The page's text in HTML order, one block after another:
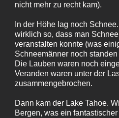
nicht mehr zu recht kam).
In der Höhe lag noch
wirklich so, dass man
veranstalten konnte (was
Schneemänner noch
Die Lauben waren noch
Veranden waren unter der
zusammengebrochen.
Dann kam der Lake Tahoe.
Bergen, was ein